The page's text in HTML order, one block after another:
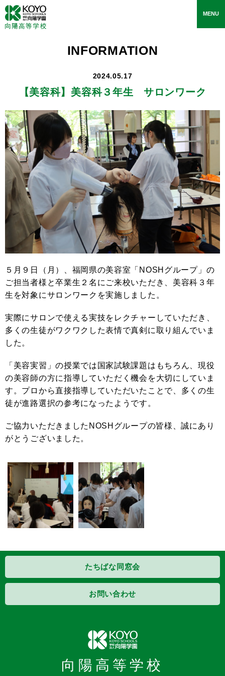
toggle
MENU
INFORMATION
2024.05.17
【美容科】 美容科３年生 サロンワーク
５月９日（月）、福岡県の美容室「NOSHグループ」の
ご担当者様と卒業生２名にご来校いただき、美容科３年
生を対象にサロンワークを実施しました。
実際にサロンで使える実技をレクチャーしていただき、
多くの生徒がワクワクした表情で真剣に取り組んでいま
した。
「美容実習」の授業では国家試験課題はもちろん、現役
の美容師の方に指導していただく機会を大切にしていま
す。プロから直接指導していただいたことで、多くの生
徒が進路選択の参考になったようです。
ご協力いただきましたNOSHグループの皆様、誠にあり
がとうございました。
たちばな同窓会
お問い合わせ
向陽高等学校